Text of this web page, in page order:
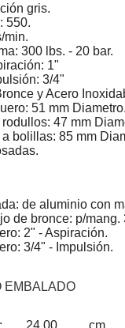
gris.
550.
min.
300 lbs. - 20 bar.
1"
3/4"
y Acero
51 mm
47 mm
bolillas: 85 mm
de aluminio con
de bronce: p/mang.
2" - Aspiración.
3/4" - Impulsión.
EMBALADO
24,00 cm